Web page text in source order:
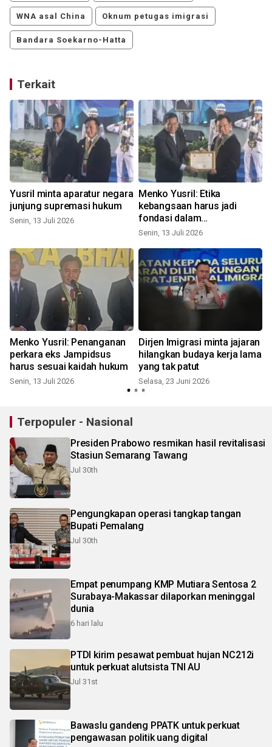
WNA asal China Oknum petugas imigrasi
Bandara Soekarno-Hatta
Terkait
Yusril minta aparatur negara
junjung supremasi hukum
Senin, 13 Juli 2026
Menko Yusril: Etika
kebangsaan harus jadi
fondasi dalam
pemberantasan korupsi
Senin, 13 Juli 2026
Menko Yusril: Penanganan
perkara eks Jampidsus
harus sesuai kaidah hukum
Senin, 13 Juli 2026
Dirjen Imigrasi minta jajaran
hilangkan budaya kerja lama
yang tak patut
Selasa, 23 Juni 2026
Terpopuler - Nasional
Presiden Prabowo resmikan hasil revitalisasi
Stasiun Semarang Tawang
Jul 30th
Pengungkapan operasi tangkap tangan
Bupati Pemalang
Jul 30th
Empat penumpang KMP Mutiara Sentosa 2
Surabaya-Makassar dilaporkan meninggal
dunia
6 hari lalu
PTDI kirim pesawat pembuat hujan NC212i
untuk perkuat alutsista TNI AU
Jul 31st
Bawaslu gandeng PPATK untuk perkuat
pengawasan politik uang digital